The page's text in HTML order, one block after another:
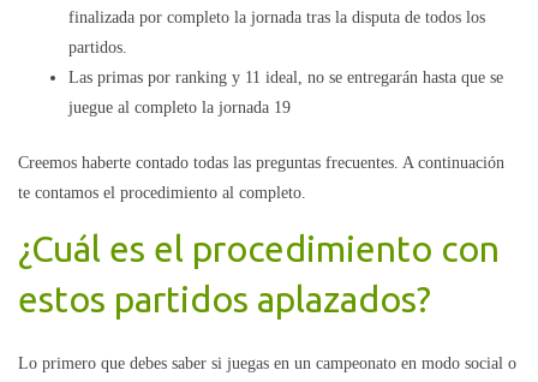
finalizada por completo la jornada tras la disputa de todos los
partidos.
Las primas por ranking y 11 ideal, no se entregarán hasta que se
juegue al completo la jornada 19
Creemos haberte contado todas las preguntas frecuentes. A continuación
te contamos el procedimiento al completo.
¿Cuál es el procedimiento con
estos partidos aplazados?
Lo primero que debes saber si juegas en un campeonato en modo social o